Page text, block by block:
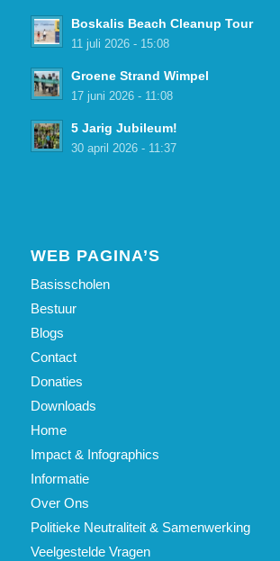
Boskalis Beach Cleanup Tour
11 juli 2026 - 15:08
Groene Strand Wimpel
17 juni 2026 - 11:08
5 Jarig Jubileum!
30 april 2026 - 11:37
WEB PAGINA’S
Basisscholen
Bestuur
Blogs
Contact
Donaties
Downloads
Home
Impact & Infographics
Informatie
Over Ons
Politieke Neutraliteit & Samenwerking
Veelgestelde Vragen